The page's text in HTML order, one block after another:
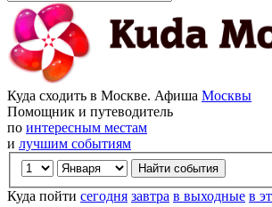
Куда сходить в Москве. Афиша Москвы
Помощник и путеводитель
по интересным местам
и лучшим событиям
Куда пойти сегодня завтра в выходные в